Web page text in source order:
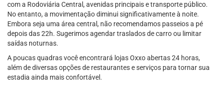
com a Rodoviária Central, avenidas principais e transporte público.
No entanto, a movimentação diminui significativamente à noite.
Embora seja uma área central, não recomendamos passeios a pé
depois das 22h. Sugerimos agendar traslados de carro ou limitar
saídas noturnas.
A poucas quadras você encontrará lojas Oxxo abertas 24 horas,
além de diversas opções de restaurantes e serviços para tornar sua
estadia ainda mais confortável.